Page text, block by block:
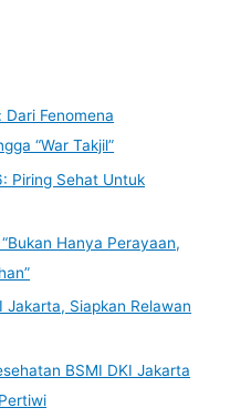
Dari Fenomena
“War Takjil”
Piring Sehat Untuk
Hanya Perayaan,
Jakarta, Siapkan Relawan
BSMI DKI Jakarta